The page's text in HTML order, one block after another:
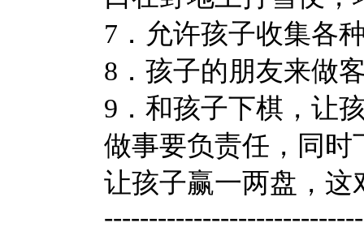
7．允许孩子收集各
8．孩子的朋友来做
9．和孩子下棋，让
做事要负责任，同
让孩子赢一两盘，